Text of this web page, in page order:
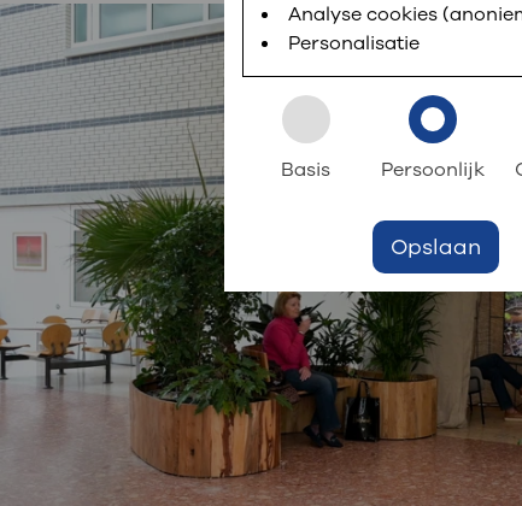
Analyse cookies
Personalisatie
Basis Persoonlijk
Opslaan